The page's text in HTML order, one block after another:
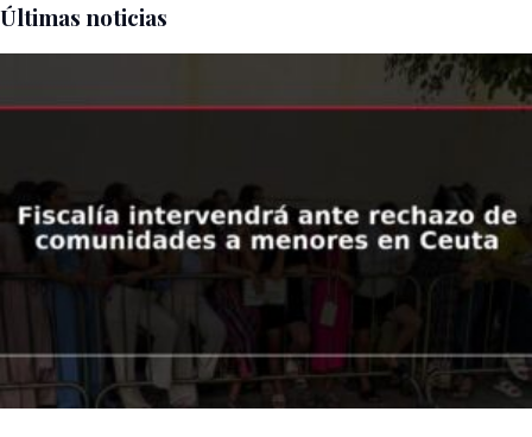
Últimas noticias